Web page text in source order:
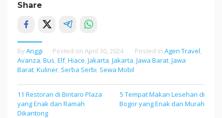
Share
By Anggi Posted on April 30, 2024 Posted in Agen Travel,
Avanza, Bus, Elf, Hiace, Jakarta, Jakarta, Jawa Barat, Jawa
Barat, Kuliner, Serba Serbi, Sewa Mobil
Post
navigation
11 Restoran di Bintaro Plaza
yang Enak dan Ramah
Dikantong
5 Tempat Makan Lesehan di
Bogor yang Enak dan Murah